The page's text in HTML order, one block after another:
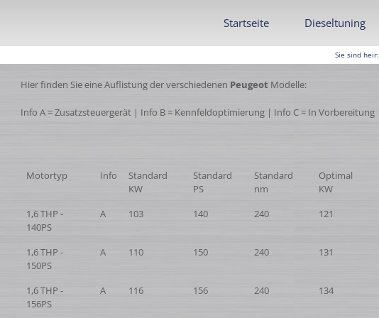
Startseite Dieseltuning
Sie sind heir:
Hier finden Sie eine Auflistung der verschiedenen Peugeot Modelle:
Info A = Zusatzsteuergerät | Info B = Kennfeldoptimierung | Info C = In Vorbereitung
Motortyp Info
Standard
KW
Standard
PS
Standard
nm
Optimal
KW
1,6 THP -
140PS
A 103 140 240 121
1,6 THP -
150PS
A 110 150 240 131
1,6 THP -
156PS
A 116 156 240 134